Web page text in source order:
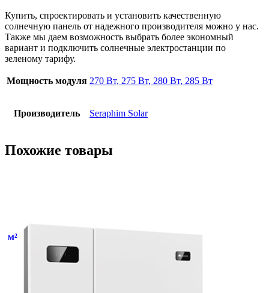
Купить, спроектировать и установить качественную
солнечную панель от надежного производителя можно у нас.
Также мы даем возможность выбрать более экономный
вариант и подключить солнечные электростанции по
зеленому тарифу.
Мощность модуля 270 Вт, 275 Вт, 280 Вт, 285 Вт
Производитель Seraphim Solar
Похожие товары
м²